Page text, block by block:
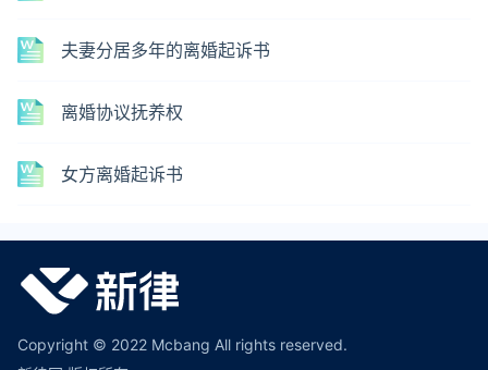
夫妻分居多年的离婚起诉书
离婚协议抚养权
女方离婚起诉书
Copyright © 2022 Mcbang All rights reserved.